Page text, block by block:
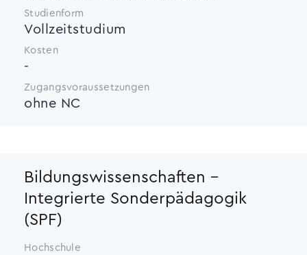
Studienform
Vollzeitstudium
Kosten
-
Zugangsvoraussetzungen
ohne NC
Bildungswissenschaften -
Integrierte Sonderpädagogik
(SPF)
Hochschule